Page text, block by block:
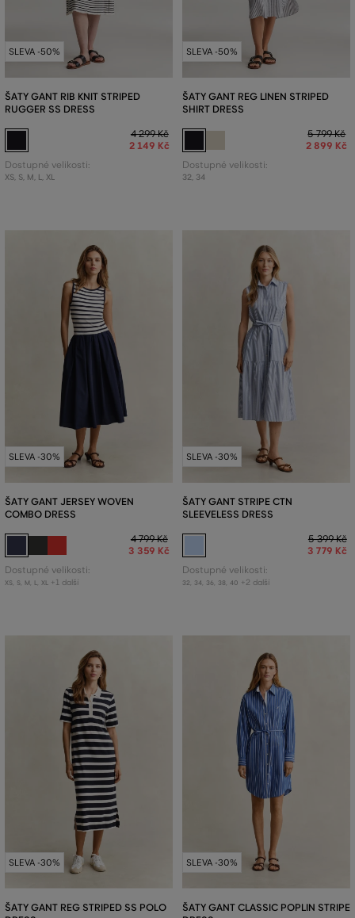
SLEVA -50%
ŠATY GANT RIB KNIT STRIPED
RUGGER SS DRESS
4 299 Kč
2 149 Kč
Dostupné velikosti:
XS, S, M, L, XL
SLEVA -50%
ŠATY GANT REG LINEN STRIPED
SHIRT DRESS
5 799 Kč
2 899 Kč
Dostupné velikosti:
32, 34
SLEVA -30%
ŠATY GANT JERSEY WOVEN
COMBO DRESS
4 799 Kč
3 359 Kč
Dostupné velikosti:
XS, S, M L XL +1 další
SLEVA -30%
ŠATY GANT STRIPE CTN
SLEEVELESS DRESS
5 399 Kč
3 779 Kč
Dostupné velikosti:
32 34 36 38 40 +2 další
SLEVA -30%
ŠATY GANT REG STRIPED SS POLO
SLEVA -30%
ŠATY GANT CLASSIC POPLIN STRIPE